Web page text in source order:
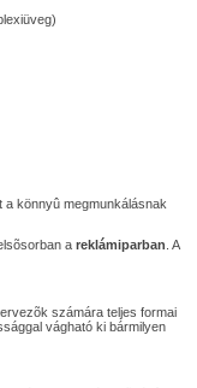
könnyû megmunkálásnak
a reklámiparban . A
számára teljes formai
vágható ki bármilyen